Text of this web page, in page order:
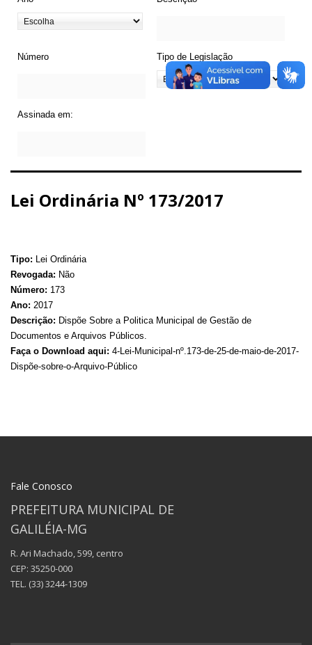
Número Tipo de Legislação
Assinada em:
Lei Ordinária Nº 173/2017
Tipo: Lei Ordinária
Revogada: Não
Número: 173
Ano: 2017
Descrição: Dispõe Sobre a Politica Municipal de Gestão de
Documentos e Arquivos Públicos.
Faça o Download aqui: 4-Lei-Municipal-nº.173-de-25-de-maio-de-2017-
Dispõe-sobre-o-Arquivo-Público
Fale Conosco
PREFEITURA MUNICIPAL DE
GALILÉIA-MG
R. Ari Machado, 599, centro
CEP: 35250-000
TEL. (33) 3244-1309